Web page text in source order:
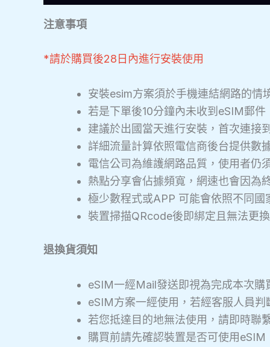
注意事項
*請於購買後28日內進行安裝使用
安裝esim方案須於手機連結網路的情
若是下單後10分鐘內未收到eSIM郵
建議於出國當天進行安裝，首次連接
詳細流量計算依照電信商後台提供數
電信公司為維護網路品質，使用者仍
熱點分享會佔據頻寬，網速也會因為
極少數程式或APP 可能會依照不同
裝置掃描QRcode後即綁定且無法更
退換貨須知
eSIM一經Mail發送即視為完成本次
eSIM方案一經使用，若經客服人員
若您抵達目的地無法使用，請即時聯
購買前請先確認裝置是否可使用